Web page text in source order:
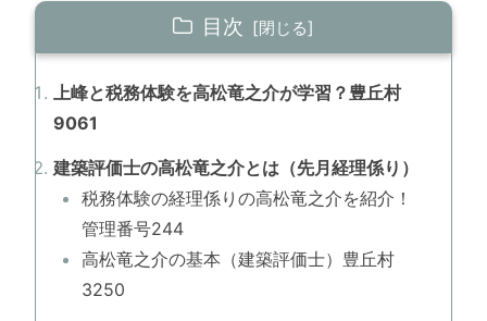
目次
上峰と税務体験を高松竜之介が学習？豊丘村
9061
建築評価士の高松竜之介とは（先月経理係り）
税務体験の経理係りの高松竜之介を紹介！
管理番号244
高松竜之介の基本（建築評価士）豊丘村
3250